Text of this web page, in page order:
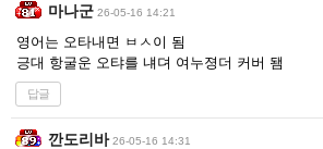
마나군 26-05-16 14:21
영어는 오타내면 ㅂㅅ이 됨
긍대 항굴운 오탸를 냬뎌 여누졍더 커버 됌
답글
깐도리바 26-05-16 14:31